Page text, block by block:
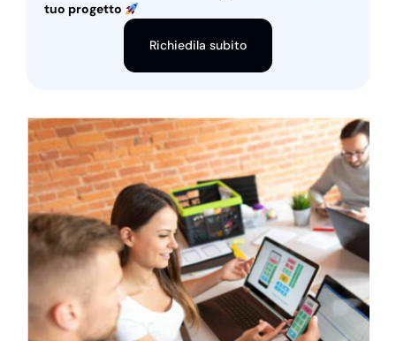
tuo progetto
Richiedila subito